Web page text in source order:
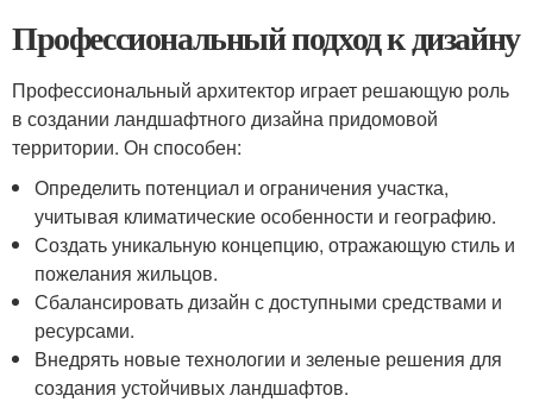
Профессиональный подход к дизайну
Профессиональный архитектор играет решающую роль
в создании ландшафтного дизайна придомовой
территории. Он способен:
Определить потенциал и ограничения участка,
учитывая климатические особенности и географию.
Создать уникальную концепцию, отражающую стиль и
пожелания жильцов.
Сбалансировать дизайн с доступными средствами и
ресурсами.
Внедрять новые технологии и зеленые решения для
создания устойчивых ландшафтов.